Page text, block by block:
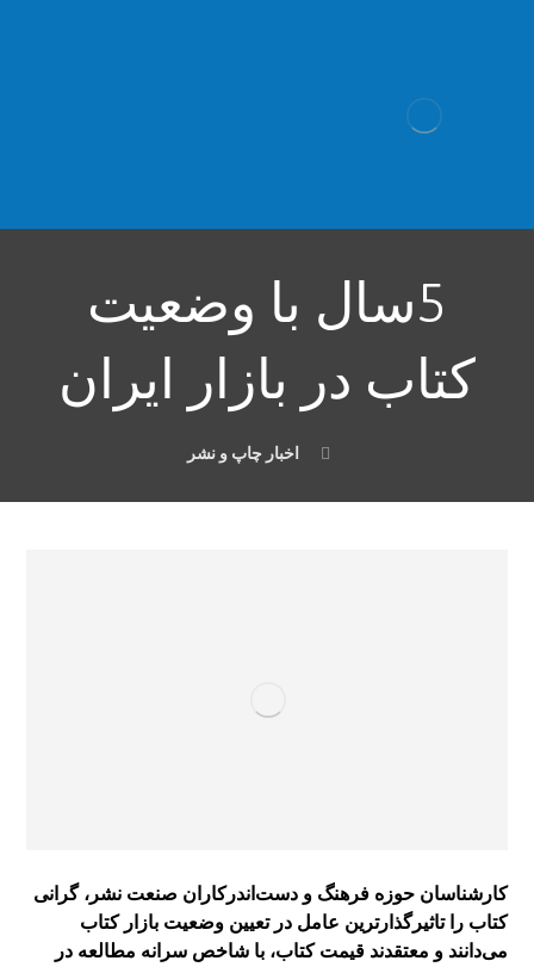
5سال با وضعیت
کتاب در بازار ایران
اخبار چاپ و نشر
کارشناسان حوزه فرهنگ و دست‌اندرکاران صنعت نشر، گرانی
کتاب را تاثیرگذارترین عامل در تعیین وضعیت بازار کتاب
می‌دانند و معتقدند قیمت کتاب، با شاخص سرانه مطالعه در